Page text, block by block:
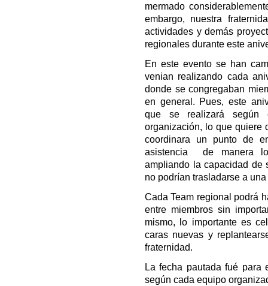
mermado
embargo, nuestra
actividades y demás
regionales durante este
En este evento se han
venian realizando cada
donde se congregaban
en general. Pues, este
que se realizará según
organización, lo que quiere
coordinara un punto de
asistencia de manera
ampliando la capacidad de
no podrían trasladarse a
Cada Team regional podrá
entre miembros sin
mismo, lo importante es
caras nuevas y
fraternidad.
La fecha pautada fué para
según cada equipo